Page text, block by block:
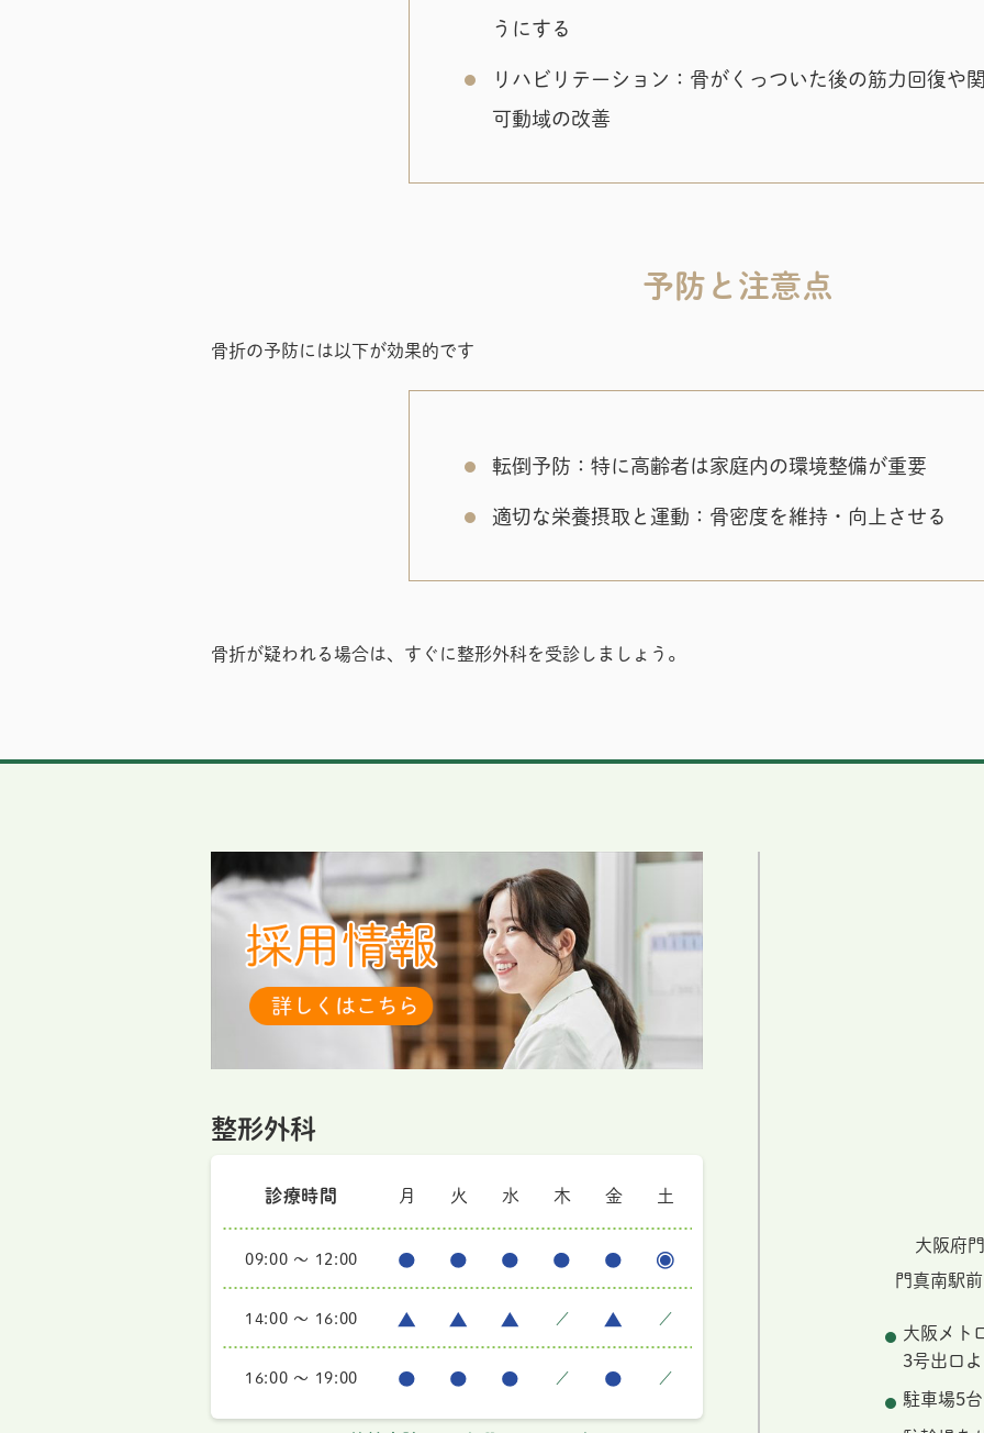
うにする
リハビリテーション：骨がくっついた後の筋力回復や
可動域の改善
予防と注意点
骨折の予防には以下が効果的です
転倒予防：特に高齢者は家庭内の環境整備が重要
適切な栄養摂取と運動：骨密度を維持・向上させる
骨折が疑われる場合は、すぐに整形外科を受診しましょう。
整形外科
診療時間 月 火 水 木 金 土
09:00 ～ 12:00
14:00 ～ 16:00 ／ ／
16:00 ～ 19:00 ／ ／
大阪府
門真南駅
大阪メト
3号出口
駐車場5台